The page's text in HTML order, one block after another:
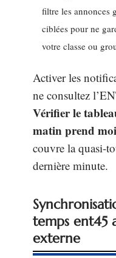
filtre les annonces
ciblées pour ne
votre classe ou
Activer les
ne consultez
Vérifier le
matin prend
couvre la quasi-
dernière minute.
temps ent45
externe